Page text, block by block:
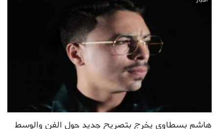
هاشم بسطاوي يخرج بتصريح جديد حول الفن والوسط